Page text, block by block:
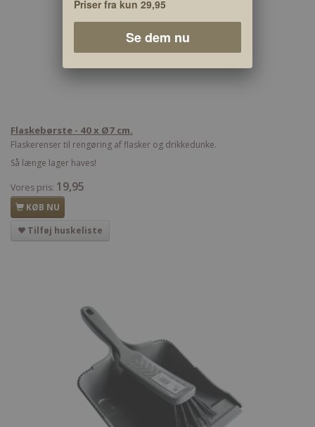
Flaskebørste - 40 x Ø7 cm.
Flaskerenser til rengøring af flasker og drikkedunke.
Så længe lager haves!
Vores pris: 19,95
KØB NU
Tilføj huskeliste
Priser fra kun 29,95
Se dem nu